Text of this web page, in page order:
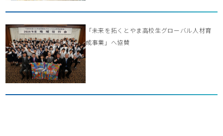
「未来を拓くとやま高校生グローバル人材育
成事業」へ協賛